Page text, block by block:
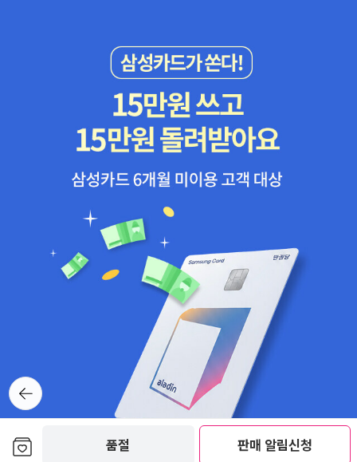
품절 판매 알림신청
착해낸 평범한 단어들인데,적재적소에 자리하고 있다. 세상에서 가장
아름다운건 있어야 할게 제자리에 있는 거란다. 지그시 소나기 몇 줄
금 지나간 어스름 옥수수 몇 개 땄지요 흘러내리는 자주와 갈칠 섞인
수염, 아무렇게나 겹겹 두른거친 옷들 한 겹 두 겹 벗기다 그만 그의
연한 병아리 빛속 털 보고 만 것이네 무게조차도 없이 그저 지그시, 알
알 감싸고 있는 한없이 보드라운 속내 만지고 만 것인데요, 진안 동향
면 지나다 왜가리숲 아주 오랫동안 바라본 적 있어요 소나무 가지에
앉아 있는 왜가리들, 꼼짝 않고 있는 새들은 모두 알을 품고 있었죠 폭
우가 쏟아져도 한자리에서 지그시, 입과 날개 거두고 지그시, 소중한
것 깊이 품어본 자들은 알죠 왜 한없이 엎드릴 수밖에 없는지, 왜 한사
코 여리고 보드라워질 수밖에 없는지, 왜 하염없이 그를 감싸줄 수밖
에 없는지, 사랑은 그런 것이다,지그시 덮어주는 일에 골몰할 수밖에
없는 것, 그게 사랑이다, 혼자 중얼거리며 온갖 생각도 지우고 지그시,
중얼거림도 멈추고 그냥 지그시'지그시'라는 시도 좋다.시가 어쩜 이
렇게 순하고 맑을 수가 있는지, 어떻게 이토록 여리고 보드러워질 수
있는지,이 시를 생각하면 중얼거림도 노래가 되고, 중얼거리다 멈추
는 것도 춤이 된다. 왼손이란 시는 또 얼마나 멋진가 말이다. 왼손 오
른손으로 김치찌개를 푸다 왼손에 엎질렀다오른손 하는 일 왼손이 모
르게 하라 했는데글렀다, 오른손이 한 짓 왼손도 알아버렸을 게다벌
뒤로가
기